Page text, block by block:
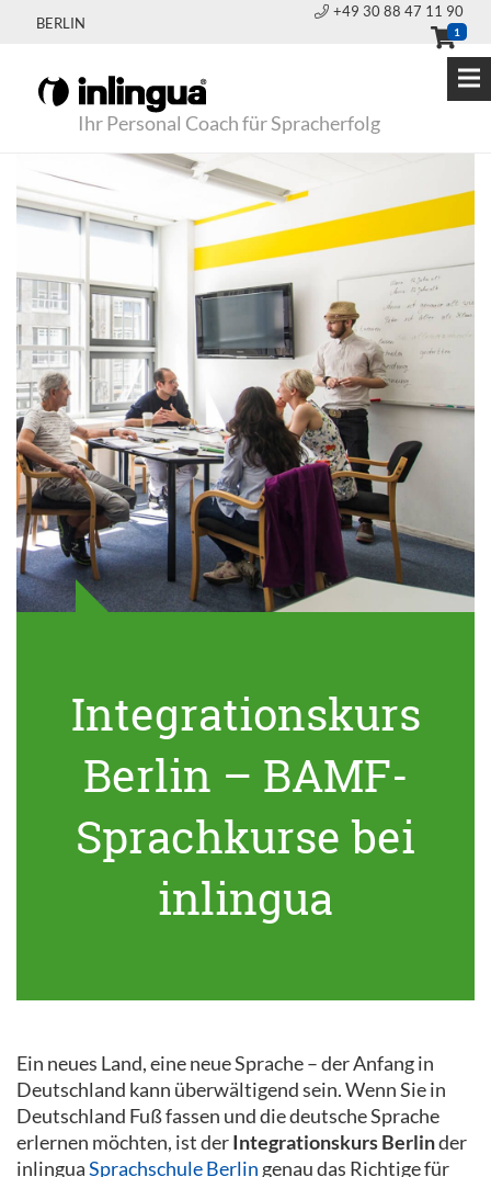
BERLIN
+49 30 88 47 11 90
1
Ihr Personal Coach für Spracherfolg
Integrationskurs
Berlin – BAMF-
Sprachkurse bei
inlingua
Ein neues Land, eine neue Sprache – der Anfang in
Deutschland kann überwältigend sein. Wenn Sie in
Deutschland Fuß fassen und die deutsche Sprache
erlernen möchten, ist derIntegrationskurs Berlinder
inlinguaSprachschule Berlin genau das Richtige für